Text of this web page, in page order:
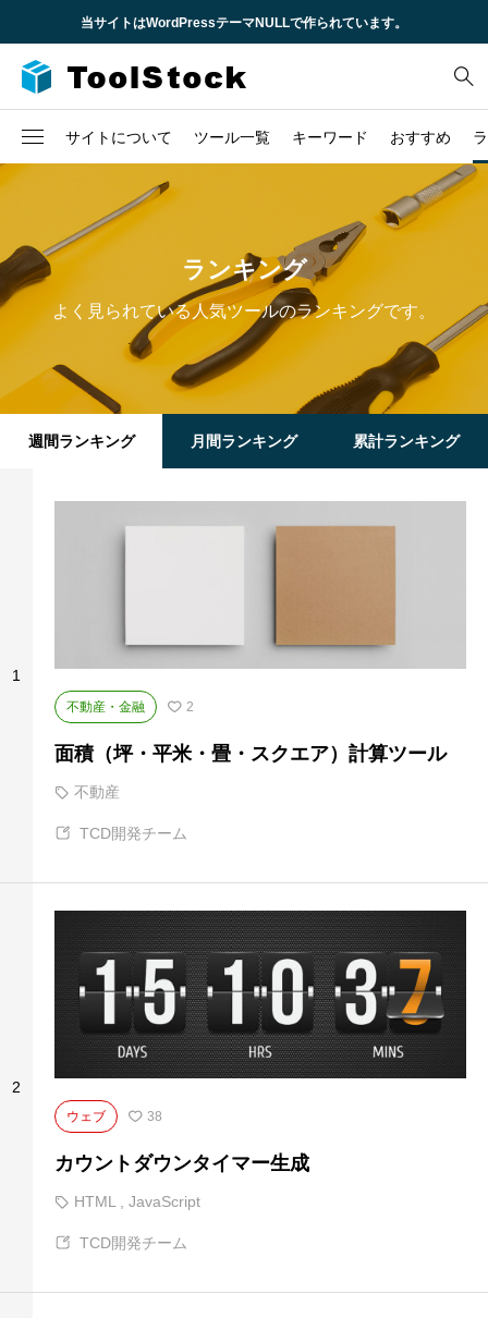
当サイトはWordPressテーマNULLで作られています。
サイトについて ツール一覧 キーワード おすすめ
HTML
JavaScript 3
1
セキュリティ
3
時間
株
求人情報
ランキング
よく見られている人気ツールのランキングです。
週間ランキング 月間ランキング 累計ランキング
1
不動産・金融 2
面積（坪・平米・畳・スクエア）計算ツール
不動産
TCD開発チーム
2
ウェブ 38
カウントダウンタイマー生成
HTML JavaScript
TCD開発チーム